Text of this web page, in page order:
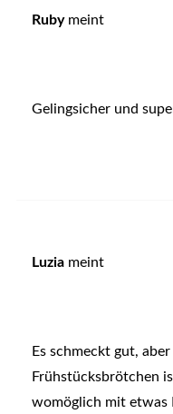
Ruby meint
Gelingsicher und
Luzia meint
Es schmeckt gut,
Frühstücksbrötchen
womöglich mit etwas